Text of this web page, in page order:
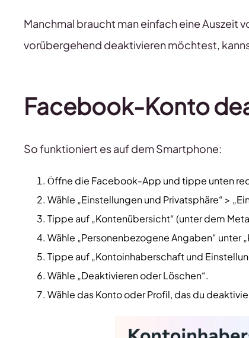
Manchmal braucht man einfach eine Auszeit
vorübergehend deaktivieren möchtest,
Facebook-Konto
So funktioniert es auf dem Smartphone:
Öffne die Facebook-App und tippe unten
Wähle „Einstellungen und Privatsphäre“ >
Tippe auf „Kontenübersicht“ (unter dem
Wähle „Personenbezogene Angaben“ unter
Tippe auf „Kontoinhaberschaft und
Wähle „Deaktivieren oder Löschen“.
Wähle das Konto oder Profil, das du